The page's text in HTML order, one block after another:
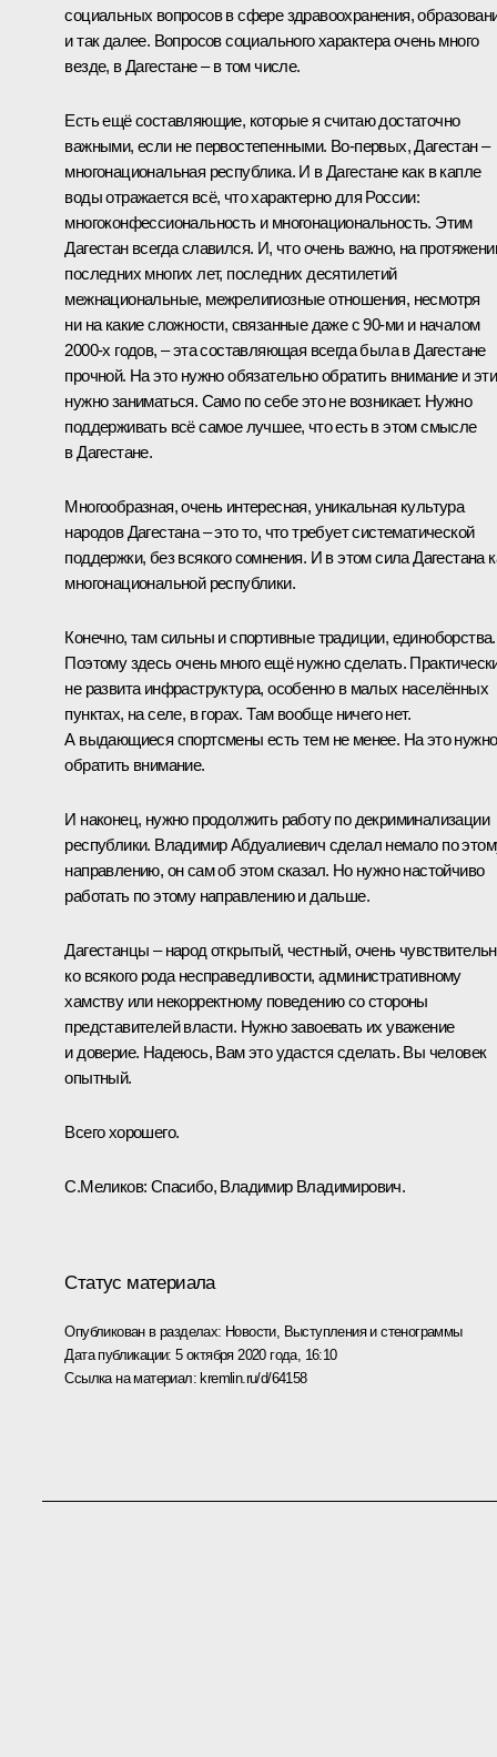
социальных вопросов в сфере здравоохранения,
и так далее. Вопросов социального характера очень много
везде, в Дагестане – в том числе.
Есть ещё составляющие, которые я считаю достаточно
важными, если не первостепенными. Во-первых, Дагестан –
многонациональная республика. И в Дагестане как в капле
воды отражается всё, что характерно для России:
многоконфессиональность и многонациональность. Этим
Дагестан всегда славился. И, что очень важно, на
последних многих лет, последних десятилетий
межнациональные, межрелигиозные отношения, несмотря
ни на какие сложности, связанные даже с 90-ми и началом
2000-х годов, – эта составляющая всегда была в Дагестане
прочной. На это нужно обязательно обратить внимание и
нужно заниматься. Само по себе это не возникает. Нужно
поддерживать всё самое лучшее, что есть в этом смысле
в Дагестане.
Многообразная, очень интересная, уникальная культура
народов Дагестана – это то, что требует систематической
поддержки, без всякого сомнения. И в этом сила Дагестана
многонациональной республики.
Конечно, там сильны и спортивные традиции, единоборства.
Поэтому здесь очень много ещё нужно сделать.
не развита инфраструктура, особенно в малых населённых
пунктах, на селе, в горах. Там вообще ничего нет.
А выдающиеся спортсмены есть тем не менее. На это нужно
обратить внимание.
И наконец, нужно продолжить работу по декриминализации
республики. Владимир Абдуалиевич сделал немало по
направлению, он сам об этом сказал. Но нужно настойчиво
работать по этому направлению и дальше.
Дагестанцы – народ открытый, честный, очень
ко всякого рода несправедливости, административному
хамству или некорректному поведению со стороны
представителей власти. Нужно завоевать их уважение
и доверие. Надеюсь, Вам это удастся сделать. Вы человек
опытный.
Всего хорошего.
С.Меликов: Спасибо, Владимир Владимирович.
Статус материала
Опубликован в разделах: Новости, Выступления и стенограммы
Дата публикации:5 октября 2020 года, 16:10
Ссылка на материал: kremlin.ru/d/64158